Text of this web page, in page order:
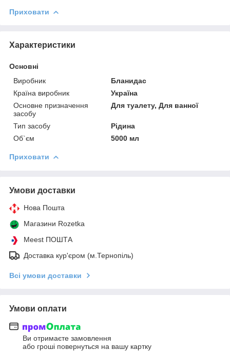
Приховати
Характеристики
Основні
Виробник
Бланидас
Країна виробник
Україна
Основне призначення
засобу
Для туалету, Для ванної
Тип засобу
Рідина
Об`єм
5000 мл
Приховати
Умови доставки
Нова Пошта
Магазини Rozetka
Meest ПОШТА
Доставка кур'єром (м.Тернопіль)
Всі умови доставки
Умови оплати
Ви отримаєте замовлення
або гроші повернуться на вашу картку